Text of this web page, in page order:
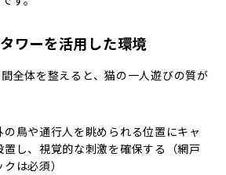
ワーを活用した環境
全体を整えると、猫の一人遊びの質が
の鳥や通行人を眺められる位置にキャ
置し、視覚的な刺激を確保する（網戸
は必須）